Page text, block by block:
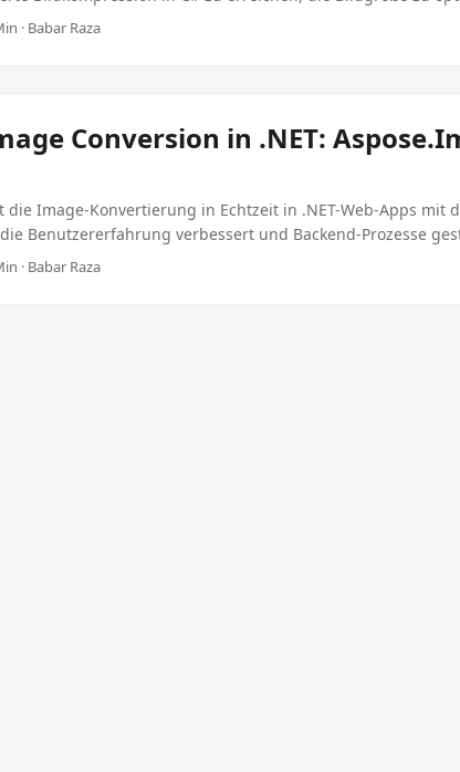
wo unnötig ist.
· Babar Raza
Conversion in .NET:
die Image-Konvertierung in Echtzeit in .NET-Web-Apps mit
Benutzererfahrung verbessert und Backend-Prozesse
· Babar Raza